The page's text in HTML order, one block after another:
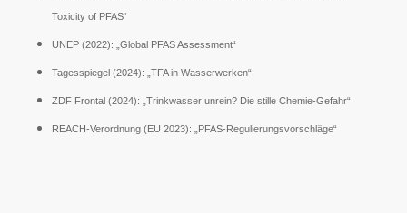
Toxicity of PFAS“
UNEP (2022): „Global PFAS Assessment“
Tagesspiegel (2024): „TFA in Wasserwerken“
ZDF Frontal (2024): „Trinkwasser unrein? Die stille Chemie-Gefahr“
REACH-Verordnung (EU 2023): „PFAS-Regulierungsvorschläge“